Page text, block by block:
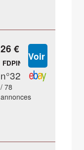
26 €
FDPIN
n°32
/ 78
annonces